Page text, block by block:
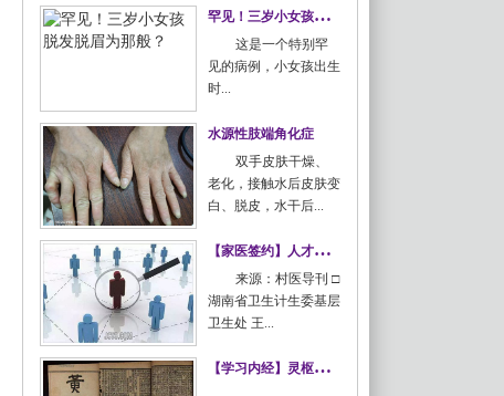
罕
见！三岁小女孩脱发脱眉为那般？
这是一个特别罕
见的病例，小女孩出生
时...
水源性肢端角化症
双手皮肤干燥、
老化，接触水后皮肤变
白、脱皮，水干后...
也犯难！
【
家医签约】人才不足，卫生院长也犯难！
来源：村医导刊 □
湖南省卫生计生委基层
卫生处 王...
【
学习内经】灵枢篇：一至十一篇